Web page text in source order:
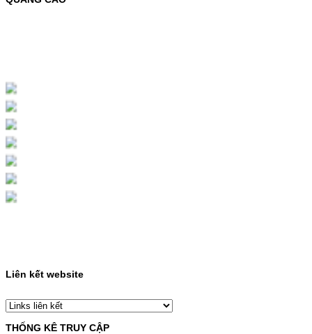
Chọn mua
HỘP MỰC MÀU SAMSUNG
CLT-403S CHO DÒNG MÁY
SL-C435/C436
HỘP MỰC MÀU SAMSUNG CLT-403S CHO
DÒNG MÁY SL-C435/C436MÃ HỘP MỰC:-
Samsung CLT-403S- Loại mực: Mực in laser
màuSỬ DỤNG CHO MÁY IN:- Samsung SL-
HỘP MỰC HP 110A
(W1110A) CHO DÒNG MÁY
LBP 243/MF 461DW
Liên kết website
THỐNG KÊ TRUY CẬP